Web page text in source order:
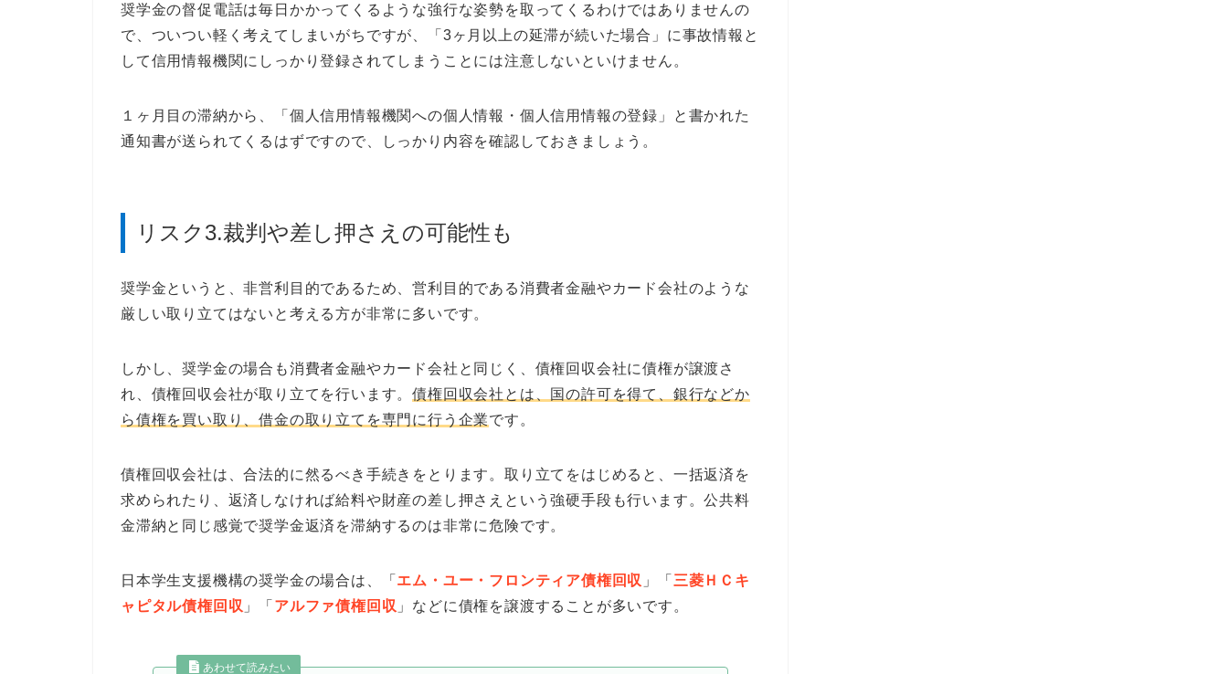
奨学金の督促電話は毎日かかってくるような強行な姿勢を取ってくるわけではありませんの
で、ついつい軽く考えてしまいがちですが、「3ヶ月以上の延滞が続いた場合」に事故情報と
して信用情報機関にしっかり登録されてしまうことには注意しないといけません。
１ヶ月目の滞納から、「個人信用情報機関への個人情報・個人信用情報の登録」と書かれた
通知書が送られてくるはずですので、しっかり内容を確認しておきましょう。
リスク3.裁判や差し押さえの可能性も
奨学金というと、非営利目的であるため、営利目的である消費者金融やカード会社のような
厳しい取り立てはないと考える方が非常に多いです。
しかし、奨学金の場合も消費者金融やカード会社と同じく、債権回収会社に債権が譲渡さ
れ、債権回収会社が取り立てを行います。債権回収会社とは、国の許可を得て、銀行などか
ら債権を買い取り、借金の取り立てを専門に行う企業です。
債権回収会社は、合法的に然るべき手続きをとります。取り立てをはじめると、一括返済を
求められたり、返済しなければ給料や財産の差し押さえという強硬手段も行います。公共料
金滞納と同じ感覚で奨学金返済を滞納するのは非常に危険です。
日本学生支援機構の奨学金の場合は、「 エム・ユー・フロンティア債権回収 」「 三菱ＨＣキ
ャピタル債権回収 」「 アルファ債権回収 」などに債権を譲渡することが多いです。
あわせて読みたい